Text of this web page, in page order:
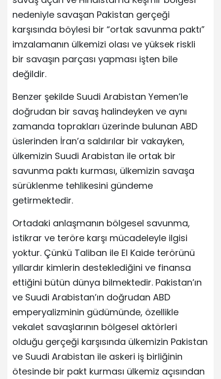
nedeniyle savaşan Pakistan gerçeği
karşısında böylesi bir “ortak savunma paktı”
imzalamanın ülkemizi olası ve yüksek riskli
bir savaşın parçası yapması işten bile
değildir.
Benzer şekilde Suudi Arabistan Yemen’le
doğrudan bir savaş halindeyken ve aynı
zamanda toprakları üzerinde bulunan ABD
üslerinden İran’a saldırılar bir vakayken,
ülkemizin Suudi Arabistan ile ortak bir
savunma paktı kurması, ülkemizin savaşa
sürüklenme tehlikesini gündeme
getirmektedir.
Ortadaki anlaşmanın bölgesel savunma,
istikrar ve teröre karşı mücadeleyle ilgisi
yoktur. Çünkü Taliban ile El Kaide terörünü
yıllardır kimlerin desteklediğini ve finansa
ettiğini bütün dünya bilmektedir. Pakistan’ın
ve Suudi Arabistan’ın doğrudan ABD
emperyalizminin güdümünde, özellikle
vekalet savaşlarının bölgesel aktörleri
olduğu gerçeği karşısında ülkemizin Pakistan
ve Suudi Arabistan ile askeri iş birliğinin
ötesinde bir pakt kurması ülkemiz açısından